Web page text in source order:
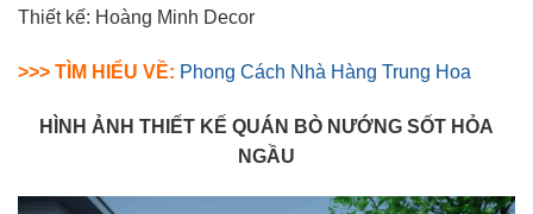
Thiết kế: Hoàng Minh Decor
>>> TÌM HIỂU VỀ: Phong Cách Nhà Hàng Trung Hoa
HÌNH ẢNH THIẾT KẾ QUÁN BÒ NƯỚNG SỐT HỎA
NGẦU